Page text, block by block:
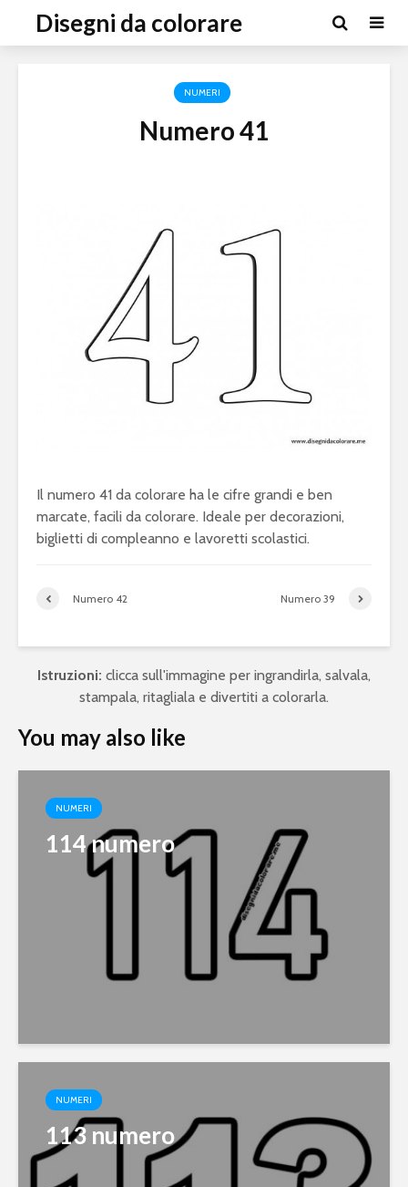
Disegni da colorare
NUMERI
Numero 41
Il numero 41 da colorare ha le cifre grandi e ben
marcate, facili da colorare. Ideale per decorazioni,
biglietti di compleanno e lavoretti scolastici.
Numero 42 Numero 39
Istruzioni: clicca sull'immagine per ingrandirla, salvala,
stampala, ritagliala e divertiti a colorarla.
You may also like
NUMERI
114 numero
NUMERI
113 numero